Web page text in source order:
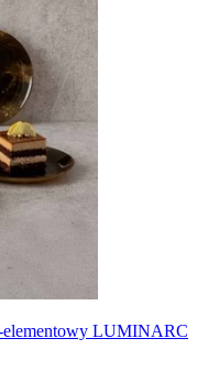
elementowy LUMINARC